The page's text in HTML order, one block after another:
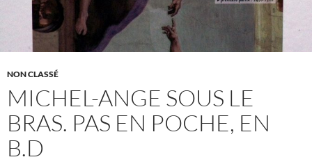
NON CLASSÉ
MICHEL-ANGE SOUS LE
BRAS. PAS EN POCHE, EN
B.D